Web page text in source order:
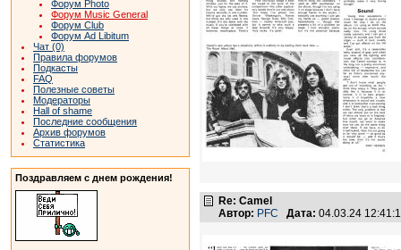
Форум Photo
Форум Music General
Форум Club
Форум Ad Libitum
Чат (0)
Правила форумов
Подкасты
FAQ
Полезные советы
Модераторы
Hall of shame
Последние сообщения
Архив форумов
Статистика
Поздравляем с днем рождения!
Re: Camel
Автор: PFC Дата: 04.03.24